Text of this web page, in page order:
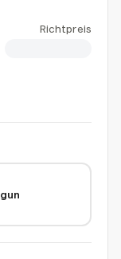
Richtpreis
gun